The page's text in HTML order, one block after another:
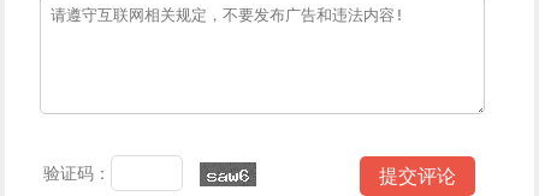
验证码：